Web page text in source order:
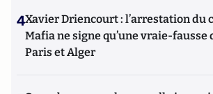
4Xavier Driencourt : l’arrestation du
Mafia ne signe qu’une vraie-
Paris et Alger